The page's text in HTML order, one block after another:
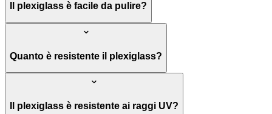
Il plexiglass è facile da pulire?
Quanto è resistente il plexiglass?
Il plexiglass è resistente ai raggi UV?